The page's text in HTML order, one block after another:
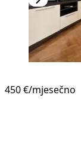
450 €/mjesečno